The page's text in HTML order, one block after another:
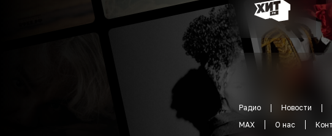
Радио Новости
MAX
О нас